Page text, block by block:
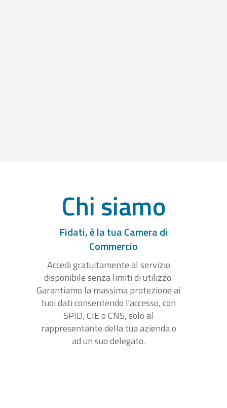
Chi siamo
Fidati, è la tua Camera di
Commercio
Accedi gratuitamente al servizio
disponibile senza limiti di utilizzo.
Garantiamo la massima protezione ai
tuoi dati consentendo l'accesso, con
SPID, CIE o CNS, solo al
rappresentante della tua azienda o
ad un suo delegato.